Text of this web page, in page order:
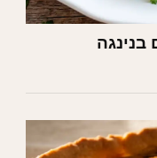
בנינגה